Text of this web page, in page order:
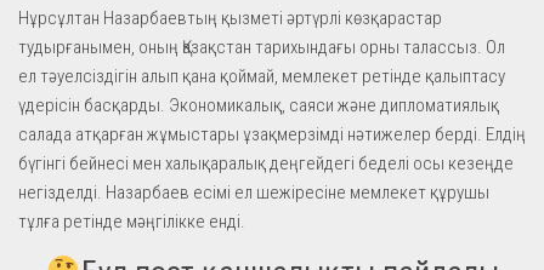
Нұрсұлтан Назарбаевтың қызметі әртүрлі көзқарастар
тудырғанымен, оның Қазақстан тарихындағы орны талассыз. Ол
ел тәуелсіздігін алып қана қоймай, мемлекет ретінде қалыптасу
үдерісін басқарды. Экономикалық, саяси және дипломатиялық
салада атқарған жұмыстары ұзақмерзімді нәтижелер берді. Елдің
бүгінгі бейнесі мен халықаралық деңгейдегі беделі осы кезеңде
негізделді. Назарбаев есімі ел шежіресіне мемлекет құрушы
тұлға ретінде мәңгілікке енді.